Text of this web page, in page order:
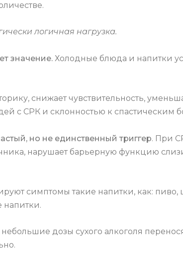
логичная нагрузка.
значение. Холодные блюда и напитки
снижает чувствительность,
с СРК и склонностью к спастическим
но не единственный триггер. При
нарушает барьерную функцию
симптомы такие напитки, как: пиво,
напитки.
дозы сухого алкоголя